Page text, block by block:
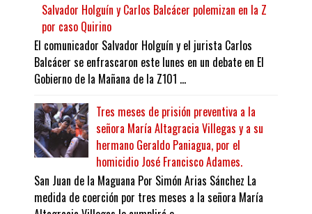
Salvador Holguín y Carlos Balcácer polemizan en la Z
por caso Quirino
El comunicador Salvador Holguín y el jurista Carlos
Balcácer se enfrascaron este lunes en un debate en El
Gobierno de la Mañana de la Z101 ...
Tres meses de prisión preventiva a la
señora María Altagracia Villegas y a su
hermano Geraldo Paniagua, por el
homicidio José Francisco Adames.
San Juan de la Maguana Por Simón Arias Sánchez La
medida de coerción por tres meses a la señora María